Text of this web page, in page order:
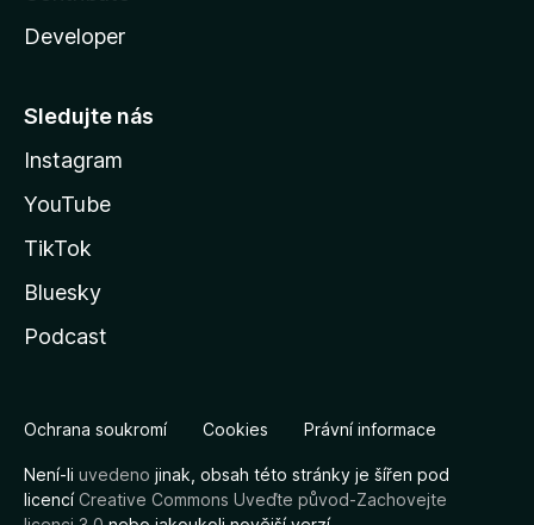
Developer
Sledujte nás
Instagram
YouTube
TikTok
Bluesky
Podcast
Ochrana soukromí Cookies Právní informace
Není-li uvedeno jinak, obsah této stránky je šířen pod
licencíCreative Commons Uveďte původ-Zachovejte